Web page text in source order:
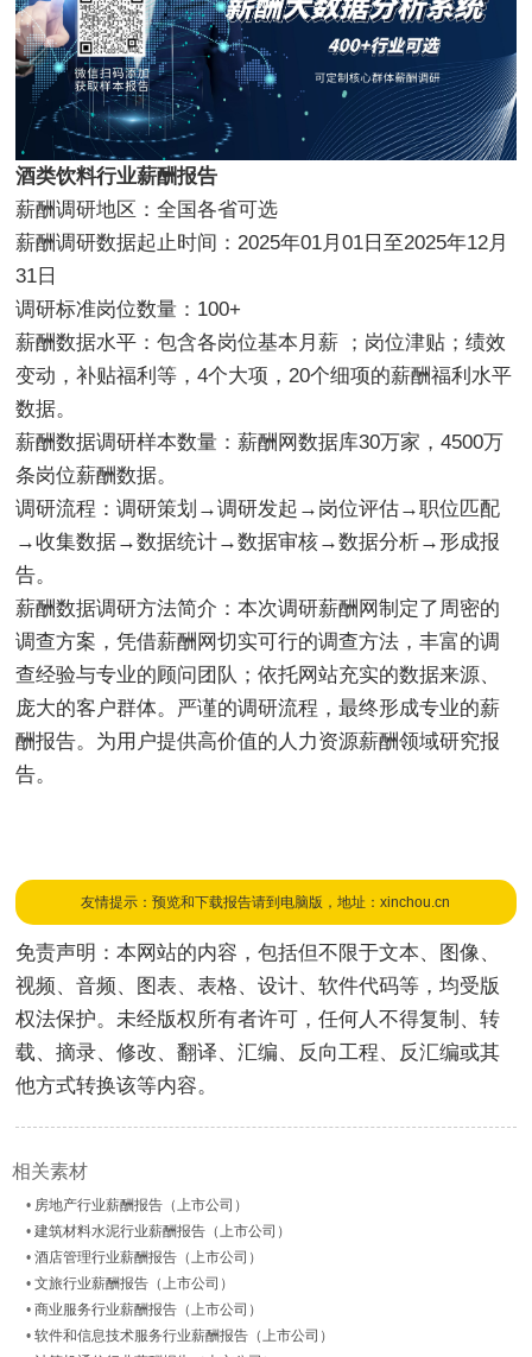
酒类饮料行业薪酬报告
薪酬调研地区：全国各省可选
薪酬调研数据起止时间：2025年01月01日至2025年12月
31日
调研标准岗位数量： 100+
薪酬数据水平：包含各岗位基本月薪 ；岗位津贴；绩效
变动，补贴福利等，4个大项，20个细项的薪酬福利水平
数据。
薪酬数据调研样本数量：薪酬网数据库30万家，4500万
条岗位薪酬数据。
调研流程：调研策划→调研发起→岗位评估→职位匹配
→收集数据→数据统计→数据审核→数据分析→形成报
告。
薪酬数据调研方法简介：本次调研薪酬网制定了周密的
调查方案，凭借薪酬网切实可行的调查方法，丰富的调
查经验与专业的顾问团队；依托网站充实的数据来源、
庞大的客户群体。严谨的调研流程，最终形成专业的薪
酬报告。为用户提供高价值的人力资源薪酬领域研究报
告。
友情提示：预览和下载报告请到电脑版，地址：xinchou.cn
免责声明：本网站的内容，包括但不限于文本、图像、
视频、音频、图表、表格、设计、软件代码等，均受版
权法保护。未经版权所有者许可，任何人不得复制、转
载、摘录、修改、翻译、汇编、反向工程、反汇编或其
他方式转换该等内容。
相关素材
• 房地产行业薪酬报告（上市公司）
•建筑材料水泥行业薪酬报告（上市公司）
•酒店管理行业薪酬报告（上市公司）
•文旅行业薪酬报告（上市公司）
•商业服务行业薪酬报告（上市公司）
•软件和信息技术服务行业薪酬报告（上市公司）